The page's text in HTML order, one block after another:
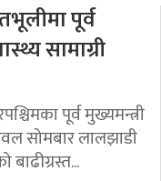
पूर्व
सामाग्री
पूर्व मुख्यमन्त्री
सोमबार लालझाडी
बाढीग्रस्त...